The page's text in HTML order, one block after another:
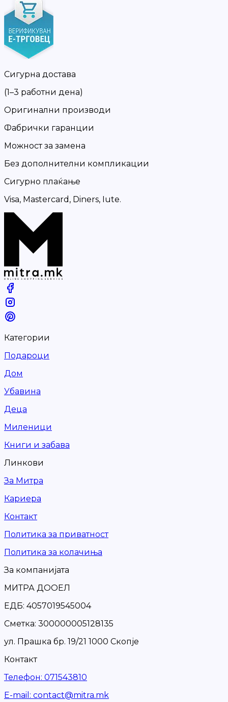
Сигурна достава
(1–3 работни дена)
Оригинални производи
Фабрички гаранции
Можност за замена
Без дополнителни компликации
Сигурно плаќање
Visa, Mastercard, Diners, Iute.
Категории
Подароци
Дом
Убавина
Деца
Миленици
Книги и забава
Линкови
За Митра
Кариера
Контакт
Политика за приватност
Политика за колачиња
За компанијата
МИТРА ДООЕЛ
ЕДБ: 4057019545004
Сметка: 300000005128135
ул. Прашка бр. 19/21 1000 Скопје
Контакт
Телефон: 071543810
Е-mail : contact@mitra.mk